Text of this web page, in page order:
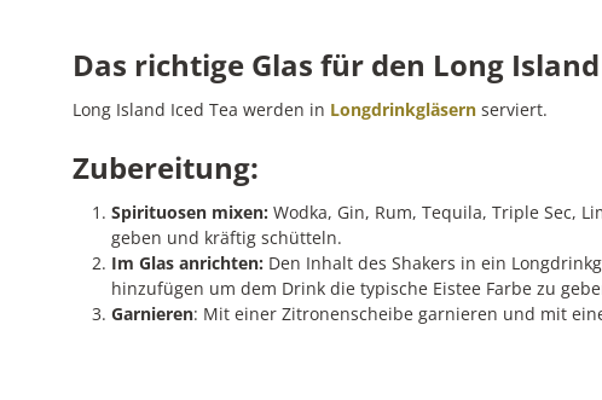
Das richtige Glas für den Long
Long Island Iced Tea werden in Longdrinkgläsern serviert.
Zubereitung:
Spirituosen mixen: Wodka, Gin, Rum, Tequila, Triple Sec,
geben und kräftig schütteln.
Im Glas anrichten: Den Inhalt des Shakers in ein
hinzufügen um dem Drink die typische Eistee Farbe zu
Garnieren: Mit einer Zitronenscheibe garnieren und mit